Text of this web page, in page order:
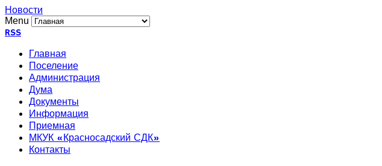
Новости
Menu
RSS
Главная
Поселение
Администрация
Дума
Документы
Информация
Приемная
МКУК «Красносадский СДК»
Контакты